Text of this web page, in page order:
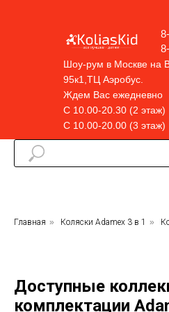
Шоу-рум в Москве на
95к1,ТЦ Аэробус.
Ждем Вас ежедневно
С 10.00-20.30 (2 этаж)
С 10.00-20.00 (3 этаж)
Главная » Коляски Adamex 3 в 1 »
Доступные
комплектации